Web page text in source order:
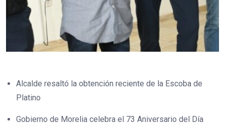
Alcalde resaltó la obtención reciente de la Escoba de
Platino
Gobierno de Morelia celebra el 73 Aniversario del Día